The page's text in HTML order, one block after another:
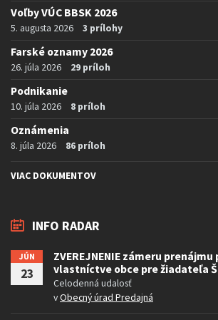
Voľby VÚC BBSK 2026
5. augusta 2026 3 prílohy
Farské oznamy 2026
26. júla 2026 29 príloh
Podnikanie
10. júla 2026 8 príloh
Oznámenia
8. júla 2026 86 príloh
VIAC DOKUMENTOV
INFO RADAR
JÚN
23
ZVEREJNENIE zámeru
vlastníctve obce pre žiadateľa
Celodenná udalosť
vObecný úrad Predajná